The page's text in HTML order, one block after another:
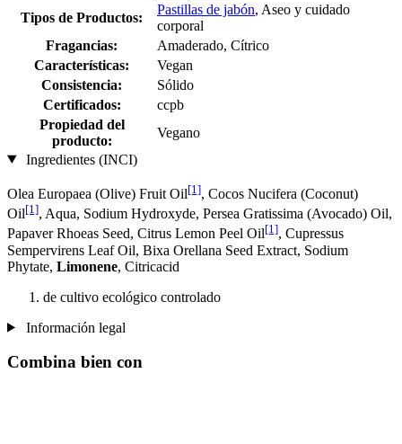
Tipos de Productos:
Pastillas de jabón, Aseo y cuidado
corporal
Fragancias:
Amaderado, Cítrico
Características:
Vegan
Consistencia:
Sólido
Certificados:
ccpb
Propiedad del
producto:
Vegano
Ingredientes (INCI)
Olea Europaea (Olive) Fruit Oil[1], Cocos Nucifera (Coconut)
Oil[1], Aqua, Sodium Hydroxyde, Persea Gratissima (Avocado) Oil,
Papaver Rhoeas Seed, Citrus Lemon Peel Oil[1], Cupressus
Sempervirens Leaf Oil, Bixa Orellana Seed Extract, Sodium
Phytate, Limonene, Citricacid
de cultivo ecológico controlado
Información legal
Combina bien con